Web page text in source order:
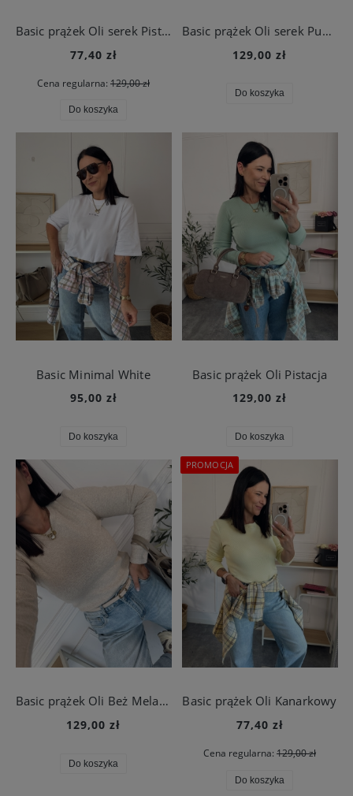
Basic prążek Oli serek Pistacja
77,40 zł
Cena regularna: 129,00 zł
Do koszyka
Basic prążek Oli serek Pudrowy
129,00 zł
Do koszyka
Basic Minimal White
95,00 zł
Do koszyka
Basic prążek Oli Pistacja
129,00 zł
Do koszyka
Basic prążek Oli Beż Melanż
129,00 zł
Do koszyka
Basic prążek Oli Kanarkowy
77,40 zł
Cena regularna: 129,00 zł
Do koszyka
PROMOCJA